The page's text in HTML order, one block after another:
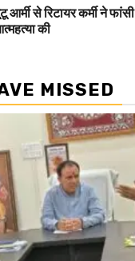
आर्मी से रिटायर कर्मी ने
की
MISSED